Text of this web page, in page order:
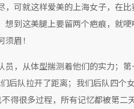
可就这样爱美的上海女子，在
到这美腿上要留两个疤痕，就哽
眉！
，从体型揣测着他们的实力；
后队拉开了距离；我们后队四个
得很多过程，所有记忆都被第二